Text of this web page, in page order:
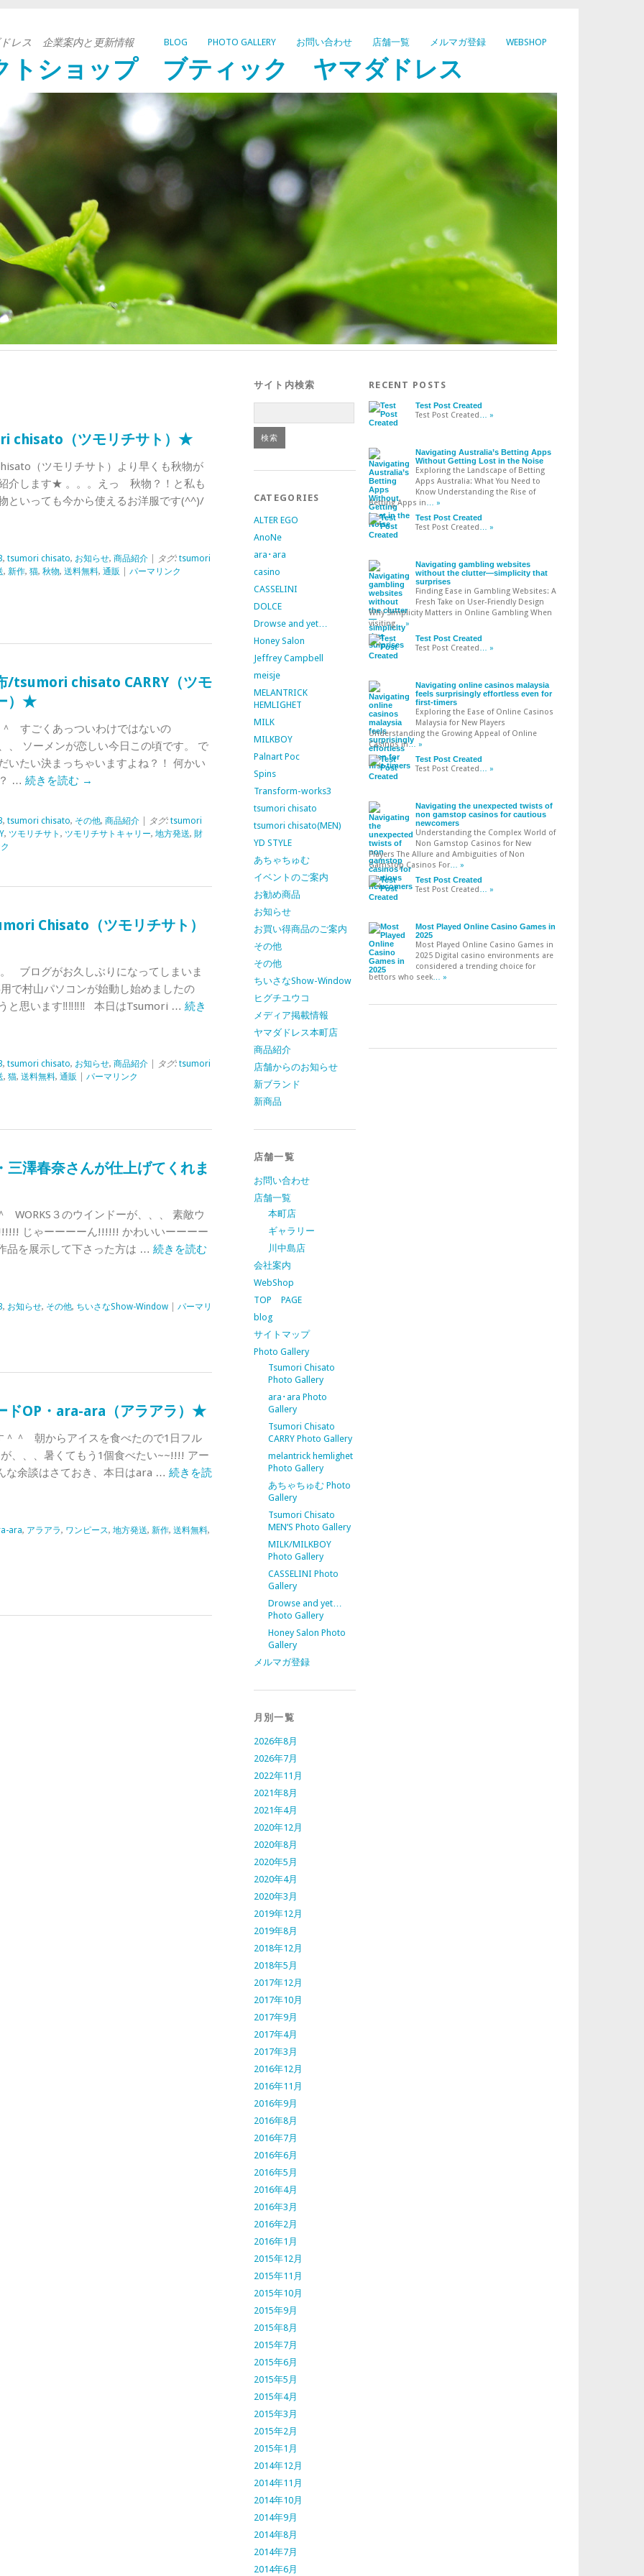
BLOG PHOTO GALLERY お問い合わせ 店舗一覧 メルマガ登録 WEBSHOP
トショップ ブティック ヤマダドレス
レス 企業案内と更新情報
chisato（ツモリチサト）★
（ツモリチサト）より早くも秋物が
介します★ 。。。えっ 秋物？！と私も
といっても今から使えるお洋服です(^^)/
, tsumori chisato, お知らせ, 商品紹介| タグ: tsumori
, 新作, 猫, 秋物, 送料無料, 通販 パーマリンク
/tsumori chisato CARRY（ツモ
）★
すごくあっついわけではないの
、 ソーメンが恋しい今日この頃です。 で
いたい決まっちゃいますよね？！ 何かい
… 続きを読む →
, tsumori chisato, その他, 商品紹介| タグ: tsumori
, ツモリチサト , ツモリチサトキャリー, 地方発送, 財
Chisato（ツモリチサト）
ブログがお久しぶりになってしまいま
で村山パソコンが始動し始めましたの
と思います‼‼‼‼ 本日はTsumori … 続き
, tsumori chisato, お知らせ, 商品紹介| タグ: tsumori
, 猫, 送料無料, 通販 パーマリンク
澤春奈さんが仕上げてくれま
WORKS３のウインドーが、、、 素敵ウ
じゃーーーーん!!!!!! かわいいーーーー
を展示して下さった方は … 続きを読む
, お知らせ, その他, ちいさなShow-Window| パーマリ
ドOP・ara-ara（アラアラ）★
＾＾ 朝からアイスを食べたので1日フル
、、、暑くてもう1個食べたい~~!!!! アー
余談はさておき、本日はara … 続きを読
ara, アラアラ, ワンピース, 地方発送, 新作, 送料無料,
サイト内検索
CATEGORIES
ALTER EGO
AnoNe
ara･ara
casino
CASSELINI
DOLCE
Drowse and yet…
Honey Salon
Jeffrey Campbell
meisje
MELANTRICK
HEMLIGHET
MILK
MILKBOY
Palnart Poc
Spins
Transform-works3
tsumori chisato
tsumori chisato(MEN)
YD STYLE
あちゃちゅむ
イベントのご案内
お勧め商品
お知らせ
お買い得商品のご案内
その他
その他
ちいさなShow-Window
ヒグチユウコ
メディア掲載情報
ヤマダドレス本町店
商品紹介
店舗からのお知らせ
新ブランド
新商品
店舗一覧
お問い合わせ
店舗一覧
本町店
ギャラリー
川中島店
会社案内
WebShop
TOP PAGE
blog
サイトマップ
Photo Gallery
Tsumori Chisato
Photo Gallery
ara･ara Photo
Gallery
Tsumori Chisato
CARRY Photo Gallery
melantrick hemlighet
Photo Gallery
あちゃちゅむ Photo
Gallery
Tsumori Chisato
MEN’S Photo Gallery
MILK/MILKBOY
Photo Gallery
CASSELINI Photo
Gallery
Drowse and yet…
Photo Gallery
Honey Salon Photo
Gallery
メルマガ登録
月別一覧
2026年8月
2026年7月
2022年11月
2021年8月
2021年4月
2020年12月
2020年8月
2020年5月
2020年4月
2020年3月
2019年12月
2019年8月
2018年12月
2018年5月
2017年12月
2017年10月
2017年9月
2017年4月
2017年3月
2016年12月
2016年11月
2016年9月
2016年8月
2016年7月
2016年6月
2016年5月
2016年4月
2016年3月
2016年2月
2016年1月
2015年12月
2015年11月
2015年10月
2015年9月
2015年8月
2015年7月
2015年6月
2015年5月
2015年4月
2015年3月
2015年2月
2015年1月
2014年12月
2014年11月
2014年10月
2014年9月
2014年8月
2014年7月
2014年6月
RECENT POSTS
Test Post Created
Test Post Created… »
Navigating Australia’s Betting Apps
Without Getting Lost in the Noise
Exploring the Landscape of Betting
Apps Australia: What You Need to
Know Understanding the Rise of
Betting Apps in… »
Test Post Created
Test Post Created… »
Navigating gambling websites
without the clutter—simplicity that
surprises
Finding Ease in Gambling Websites: A
Fresh Take on User-Friendly Design
Why Simplicity Matters in Online Gambling When
visiting… »
Test Post Created
Test Post Created… »
Navigating online casinos malaysia
feels surprisingly effortless even for
first-timers
Exploring the Ease of Online Casinos
Malaysia for New Players
Understanding the Growing Appeal of Online
Casinos in… »
Test Post Created
Test Post Created… »
Navigating the unexpected twists of
non gamstop casinos for cautious
newcomers
Understanding the Complex World of
Non Gamstop Casinos for New
Players The Allure and Ambiguities of Non
Gamstop Casinos For… »
Test Post Created
Test Post Created… »
Most Played Online Casino Games in
2025
Most Played Online Casino Games in
2025 Digital casino environments are
considered a trending choice for
bettors who seek… »